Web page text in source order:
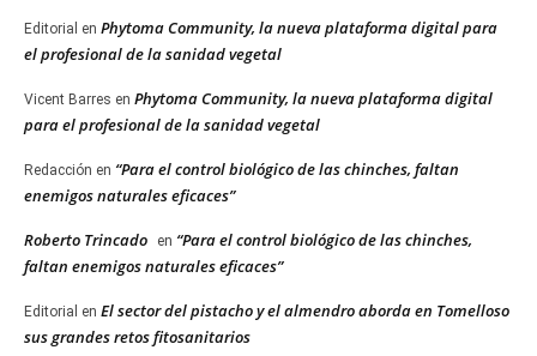
Editorial en Phytoma Community, la nueva plataforma digital para
el profesional de la sanidad vegetal
Vicent Barres en Phytoma Community, la nueva plataforma digital
para el profesional de la sanidad vegetal
Redacción en “Para el control biológico de las chinches, faltan
enemigos naturales eficaces”
Roberto Trincado en “Para el control biológico de las chinches,
faltan enemigos naturales eficaces”
Editorial en El sector del pistacho y el almendro aborda en Tomelloso
sus grandes retos fitosanitarios